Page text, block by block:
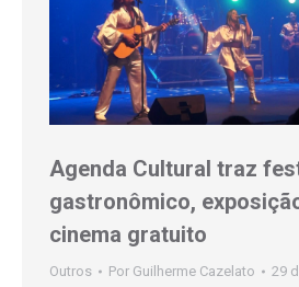
Agenda Cultural traz
gastronômico,
cinema gratuito
Outros Por Guilherme Cazelato 29